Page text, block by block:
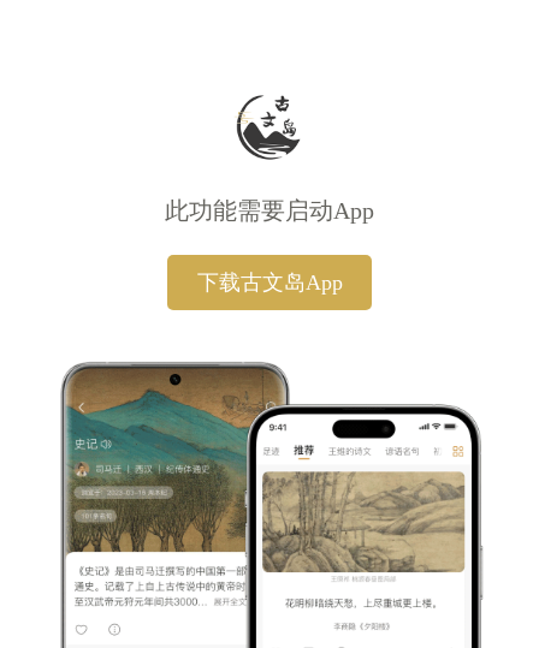
此功能需要启动App
下载古文岛App